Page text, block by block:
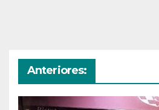
Anteriores: